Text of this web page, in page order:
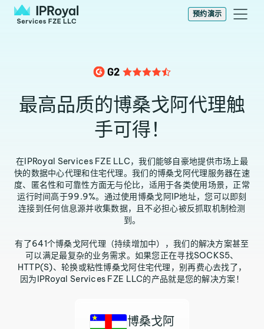
预约演示
最高品质的博桑戈阿代理触
手可得！
在IPRoyal Services FZE LLC，我们能够自豪地提供市场上最
快的数据中心代理和住宅代理。我们的博桑戈阿代理服务器在速
度、匿名性和可靠性方面无与伦比，适用于各类使用场景，正常
运行时间高于99.9%。通过使用博桑戈阿IP地址，您可以即刻
连接到任何信息源并收集数据，且不必担心被反抓取机制检测
到。
有了641个博桑戈阿代理（持续增加中），我们的解决方案甚至
可以满足最复杂的业务需求。如果您正在寻找SOCKS5、
HTTP(S)、轮换或粘性博桑戈阿住宅代理，别再费心去找了，
因为IPRoyal Services FZE LLC的产品就是您的解决方案！
博桑戈阿